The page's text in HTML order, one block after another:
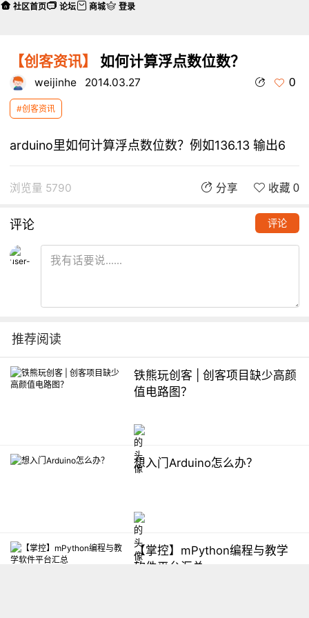
【创客资讯】 如何计算浮点数位数？
weijinhe 2014.03.27 0
#创客资讯
arduino里如何计算浮点数位数？例如136.13 输出6
浏览量 5790 分享 收藏 0
评论 评论
推荐阅读
铁熊玩创客 | 创客项目缺少高颜
值电路图？
想入门Arduino怎么办？
【掌控】mPython编程与教学
软件平台汇总
社区首页 论坛 商城 登录